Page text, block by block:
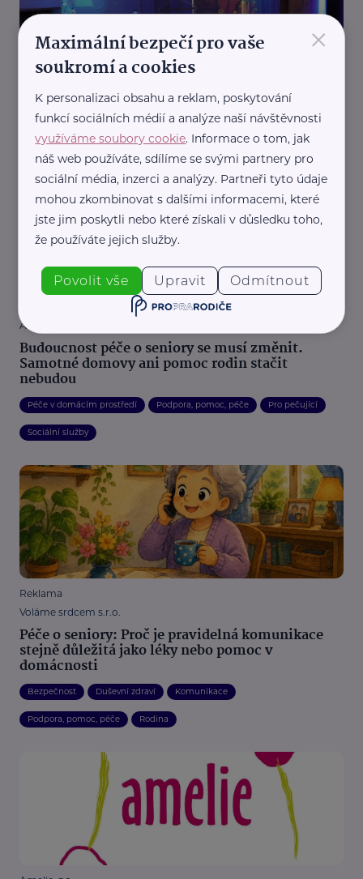
Městská správa sociálních služeb v Mostě - příspěvková organizace
Moderní technologie otevírají nové možnosti.
Lidskost zůstává na prvním místě
Aktivity Podpora, pomoc, péče Sociální služby Zajímavost
Asociace poskytovatelů sociálních služeb České republiky
Budoucnost péče o seniory se musí změnit.
Samotné domovy ani pomoc rodin stačit
nebudou
Péče v domácím prostředí Podpora, pomoc, péče Pro pečující
Sociální služby
Reklama
Voláme srdcem s.r.o.
Péče o seniory: Proč je pravidelná komunikace
stejně důležitá jako léky nebo pomoc v
domácnosti
Bezpečnost Duševní zdraví Komunikace
Podpora, pomoc, péče Rodina
×
Maximální bezpečí pro vaše
soukromí a cookies
K personalizaci obsahu a reklam, poskytování
funkcí sociálních médií a analýze naší návštěvnosti
využíváme soubory cookie. Informace o tom, jak
náš web používáte, sdílíme se svými partnery pro
sociální média, inzerci a analýzy. Partneři tyto údaje
mohou zkombinovat s dalšími informacemi, které
jste jim poskytli nebo které získali v důsledku toho,
že používáte jejich služby.
Povolit vše Upravit Odmítnout